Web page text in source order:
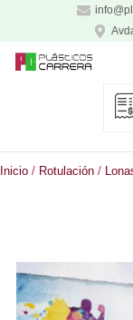
contenido
Inicio / Rotulación /